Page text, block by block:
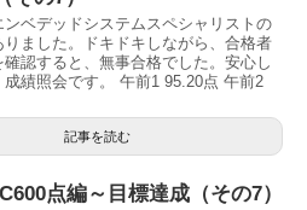
ンベデッドシステムスペシャリストの
りました。ドキドキしながら、合格者
認すると、無事合格でした。安心し
成績照会です。 午前1 95.20点 午前2
記事を読む
点編～目標達成（その7）